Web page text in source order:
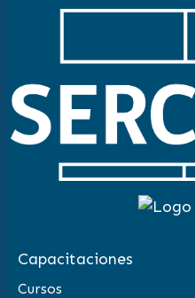
Capacitaciones
Cursos